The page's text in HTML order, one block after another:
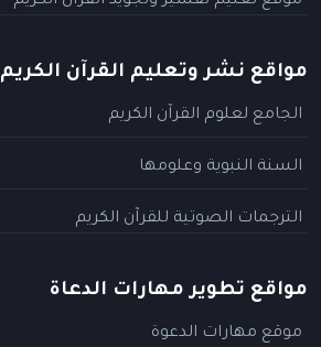
مواقع نشر وتعليم القرآن الكريم
الجامع لعلوم القرآن الكريم
السنة النبوية وعلومها
الترجمات الصوتية للقرآن الكريم
مواقع تطوير مهارات الدعاة
موقع مهارات الدعوة